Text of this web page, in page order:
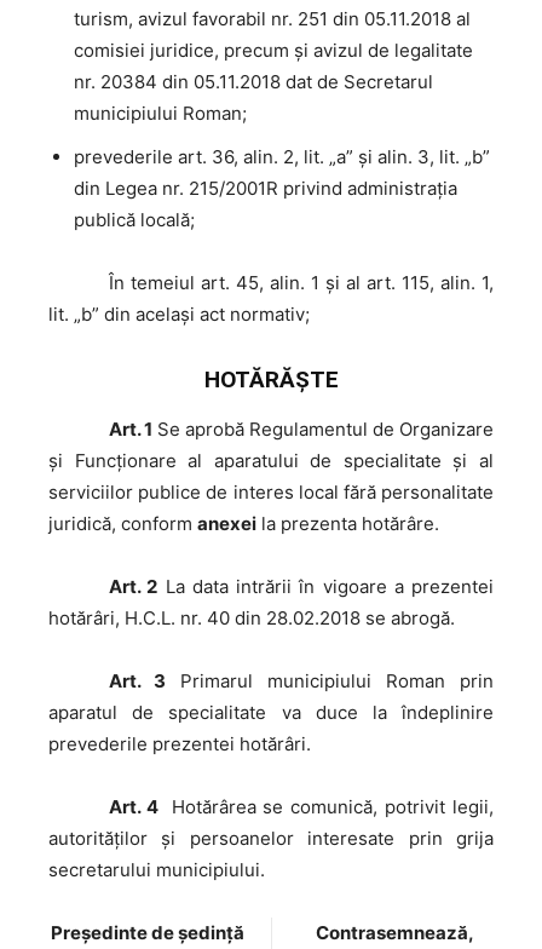
turism, avizul favorabil nr. 251 din 05.11.2018 al
comisiei juridice, precum şi avizul de legalitate
nr. 20384 din 05.11.2018 dat de Secretarul
municipiului Roman;
prevederile art. 36, alin. 2, lit. „a” şi alin. 3, lit. „b”
din Legea nr. 215/2001R privind administraţia
publică locală;
În temeiul art. 45, alin. 1 şi al art. 115, alin. 1,
lit. „b” din același act normativ;
HOTĂRĂŞTE
Art. 1 Se aprobă Regulamentul de Organizare
şi Funcţionare al aparatului de specialitate şi al
serviciilor publice de interes local fără personalitate
juridică, conform anexei la prezenta hotărâre.
Art. 2 La data intrării în vigoare a prezentei
hotărâri, H.C.L. nr. 40 din 28.02.2018 se abrogă.
Art. 3 Primarul municipiului Roman prin
aparatul de specialitate va duce la îndeplinire
prevederile prezentei hotărâri.
Art. 4
Hotărârea se comunică, potrivit legii,
autorităţilor şi persoanelor interesate prin grija
secretarului municipiului.
Preşedinte de şedinţă
Contrasemnează,